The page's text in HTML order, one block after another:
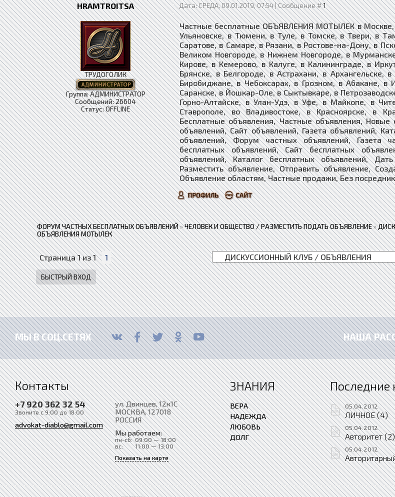
HRAMTROITSA Дата: СРЕДА, 09.01.2019, 07:54 | Сообщение #1
ТРУДОГОЛИК
Группа: АДМИНИСТРАТОР
Сообщений:26604
Статус:OFFLINE
Частные бесплатные ОБЪЯВЛЕНИЯ МОТЫЛЕК в Москве,
Ульяновске, в Тюмени, в Туле, в Томске, в Твери, в
Саратове, в Самаре, в Рязани, в Ростове-на-Дону, в
Великом Новгороде, в Нижнем Новгороде, в
Кирове, в Кемерово, в Калуге, в Калининграде, в
Брянске, в Белгороде, в Астрахани, в
Биробиджане, в Чебоксарах, в Грозном, в Абакане, в
Саранске, в Йошкар-Оле, в Сыктывкаре, в
Горно-Алтайске, в Улан-Удэ, в Уфе, в Майкопе, в
Ставрополе, во Владивостоке, в Красноярске, в
Бесплатные объявления, Частные объявления,
объявлений, Сайт объявлений, Газета объявлений,
объявлений, Форум частных объявлений, Газета
бесплатных объявлений, ​​​Сайт бесплатных
объявлений, ​​​​​​​Каталог бесплатных объявлений,
Разместить объявление, Отправить объявление,
Объявление областям, Частные продажи, Без
ФОРУМ ЧАСТНЫХ БЕСПЛАТНЫХ ОБЪЯВЛЕНИЙ»ЧЕЛОВЕК И ОБЩЕСТВО / РАЗМЕСТИТЬ ПОДАТЬ ОБЪЯВЛЕНИЕ»
ОБЪЯВЛЕНИЯ МОТЫЛЕК
Страница1из1
1
МЫ В СОЦ.СЕТЯХ НАША
Контакты
+7 920 362 32 54
Звоните с 9:00 до 18:00
advokat-diablo@gmail.com
ул. Двинцев, 12к1С
МОСКВА, 127018
РОССИЯ
Мы работаем:
пн-сб: 09:00 — 18:00
вс:
11:00 — 13:00
Показать на карте
ЗНАНИЯ
ВЕРА
НАДЕЖДА
ЛЮБОВЬ
ДОЛГ
Последние
05.04.2012
ЛИЧНОЕ (4)
05.04.2012
Авторитет (2)
05.04.2012